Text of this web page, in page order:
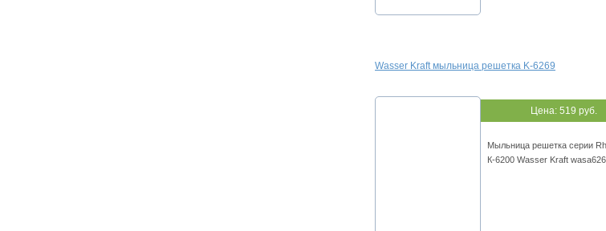
Wasser Kraft мыльница решетка K-6269
Цена: 519 руб.
Мыльница решетка серии
К-6200 Wasser Kraft